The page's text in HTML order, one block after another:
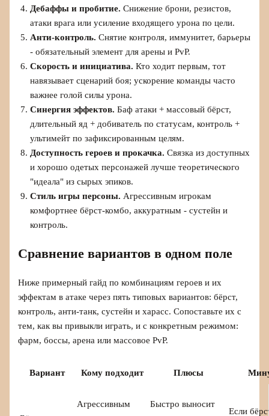
Дебаффы и пробитие. Снижение брони, резистов,
атаки врага или усиление входящего урона по цели.
Анти-контроль. Снятие контроля, иммунитет, барьеры
- обязательный элемент для арены и PvP.
Скорость и инициатива. Кто ходит первым, тот
навязывает сценарий боя; ускорение команды часто
важнее голой силы урона.
Синергия эффектов. Баф атаки + массовый бёрст,
длительный яд + добиватель по статусам, контроль +
ультимейт по зафиксированным целям.
Доступность героев и прокачка. Связка из доступных
и хорошо одетых персонажей лучше теоретического
"идеала" из сырых эпиков.
Стиль игры персоны. Агрессивным игрокам
комфортнее бёрст-комбо, аккуратным - сустейн и
контроль.
Сравнение вариантов в одном поле
Ниже примерный гайд по комбинациям героев и их
эффектам в атаке через пять типовых вариантов: бёрст,
контроль, анти-танк, сустейн и харасс. Сопоставьте их с
тем, как вы привыкли играть, и с конкретным режимом:
фарм, боссы, арена или массовое PvP.
Вариант Кому подходит Плюсы
Агрессивным
Быстро выносит
Если